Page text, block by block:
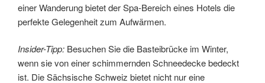
einer Wanderung bietet der Spa-Bereich eines Hotels die
perfekte Gelegenheit zum Aufwärmen.
Insider-Tipp: Besuchen Sie die Basteibrücke im Winter,
wenn sie von einer schimmernden Schneedecke bedeckt
ist. Die Sächsische Schweiz bietet nicht nur eine